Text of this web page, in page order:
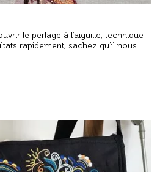
le perlage à l’aiguille, technique
rapidement, sachez qu’il nous